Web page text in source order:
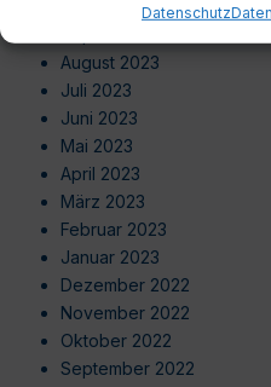
Datenschutz
Oktober 2023
August 2023
Juli 2023
Juni 2023
Mai 2023
April 2023
März 2023
Februar 2023
Januar 2023
Dezember 2022
November 2022
Oktober 2022
September 2022